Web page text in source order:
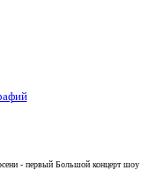
- первый Большой концерт шоу